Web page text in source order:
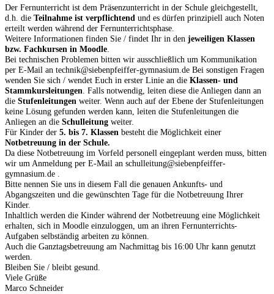
Der Fernunterricht ist dem Präsenzunterricht in der Schule gleichgestellt,
d.h. die Teilnahme ist verpflichtend und es dürfen prinzipiell auch Noten
erteilt werden während der Fernunterrichtsphase.
Weitere Informationen finden Sie / findet Ihr in den jeweiligen Klassen
bzw. Fachkursen in Moodle.
Bei technischen Problemen bitten wir ausschließlich um Kommunikation
per E-Mail an technik@siebenpfeiffer-gymnasium.de Bei sonstigen Fragen
wenden Sie sich / wendet Euch in erster Linie an die Klassen- und
Stammkursleitungen. Falls notwendig, leiten diese die Anliegen dann an
die Stufenleitungen weiter. Wenn auch auf der Ebene der Stufenleitungen
keine Lösung gefunden werden kann, leiten die Stufenleitungen die
Anliegen an die Schulleitung weiter.
Für Kinder der 5. bis 7. Klassen besteht die Möglichkeit einer
Notbetreuung in der Schule.
Da diese Notbetreuung im Vorfeld personell eingeplant werden muss, bitten
wir um Anmeldung per E-Mail an schulleitung@siebenpfeiffer-
gymnasium.de .
Bitte nennen Sie uns in diesem Fall die genauen Ankunfts- und
Abgangszeiten und die gewünschten Tage für die Notbetreuung Ihrer
Kinder.
Inhaltlich werden die Kinder während der Notbetreuung eine Möglichkeit
erhalten, sich in Moodle einzuloggen, um an ihren Fernunterrichts-
Aufgaben selbständig arbeiten zu können.
Auch die Ganztagsbetreuung am Nachmittag bis 16:00 Uhr kann genutzt
werden.
Bleiben Sie / bleibt gesund.
Viele Grüße
Marco Schneider